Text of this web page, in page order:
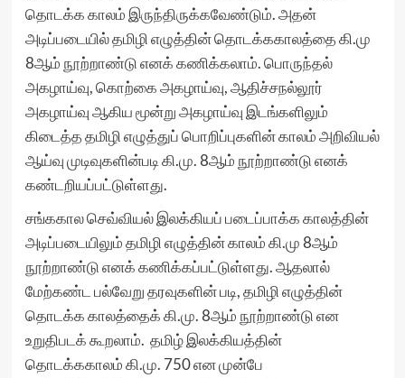
தொடக்க காலம் இருந்திருக்கவேண்டும். அதன்
அடிப்படையில் தமிழி எழுத்தின் தொடக்ககாலத்தை கி.மு
8ஆம் நூற்றாண்டு எனக் கணிக்கலாம். பொருந்தல்
அகழாய்வு, கொற்கை அகழாய்வு, ஆதிச்சநல்லூர்
அகழாய்வு ஆகிய மூன்று அகழாய்வு இடங்களிலும்
கிடைத்த தமிழி எழுத்துப் பொறிப்புகளின் காலம் அறிவியல்
ஆய்வு முடிவுகளின்படி கி.மு. 8ஆம் நூற்றாண்டு எனக்
கண்டறியப்பட்டுள்ளது.
சங்ககால செவ்வியல் இலக்கியப் படைப்பாக்க காலத்தின்
அடிப்படையிலும் தமிழி எழுத்தின் காலம் கி.மு 8ஆம்
நூற்றாண்டு எனக் கணிக்கப்பட்டுள்ளது. ஆதலால்
மேற்கண்ட பல்வேறு தரவுகளின் படி, தமிழி எழுத்தின்
தொடக்க காலத்தைக் கி.மு. 8ஆம் நூற்றாண்டு என
உறுதிபடக் கூறலாம். தமிழ் இலக்கியத்தின்
தொடக்ககாலம் கி.மு. 750 என முன்பே